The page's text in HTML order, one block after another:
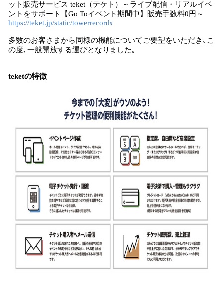
ット販売サービス teket（テケト）～ライブ配信・リアルイベ
ントをサポート【Go Toイベント期間中】販売手数料0円～
https://teket.jp/static/towerrecords
多数のお客さまから同様の機能についてご要望をいただき､こ
の度､一般開放する運びとなりました｡
teketの特徴